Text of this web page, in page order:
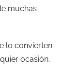
muchas
lo convierten
ocasión.